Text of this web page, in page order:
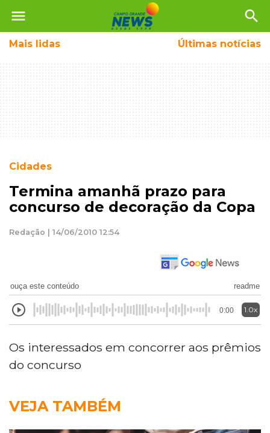
menu search
Mais lidas Últimas notícias
Cidades
Termina amanhã prazo para
concurso de decoração da Copa
Redação | 14/06/2010 12:54
ouça este conteúdo readme
0:00 1.0x
Os interessados em concorrer aos prêmios
do concurso
VEJA TAMBÉM